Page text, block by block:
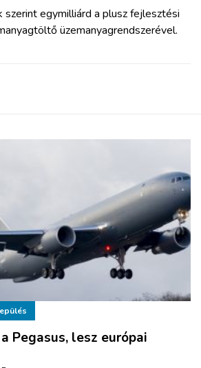
szerint egymilliárd a plusz fejlesztési
üzemanyagrendszerével.
Pegasus, lesz európai